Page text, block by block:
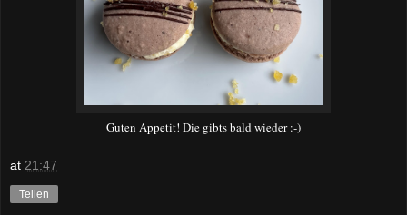
Guten Appetit! Die gibts bald wieder :-)
at 21:47
Teilen